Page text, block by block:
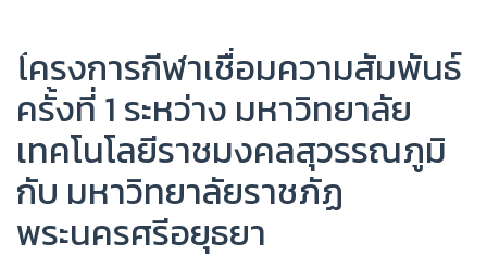
โครงการกีฬาเชื่อมความสัมพันธ์
ครั้งที่ 1 ระหว่าง มหาวิทยาลัย
เทคโนโลยีราชมงคลสุวรรณภูมิ
กับ มหาวิทยาลัยราชภัฏ
พระนครศรีอยุธยา